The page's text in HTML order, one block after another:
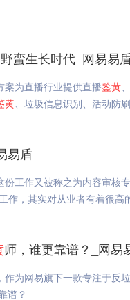
蛮生长时代_网易易
案为直播行业提供直播鉴黄
黄、垃圾信息识别、活动防
易盾
份工作又被称之为内容审核
作，其实对从业者有着很高
师，谁更靠谱？_网易
为网易旗下一款专注于反
谱？